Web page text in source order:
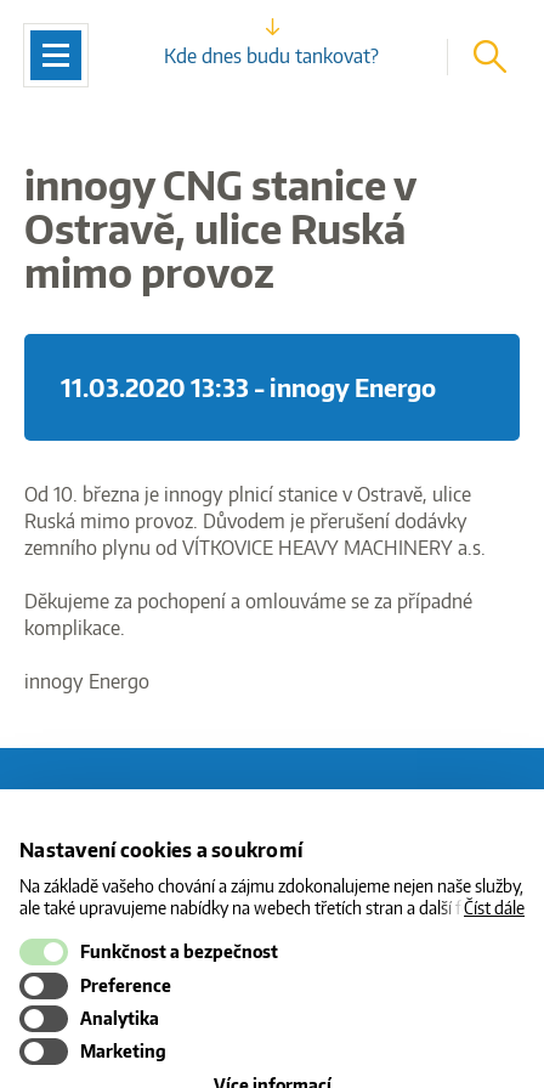
Nastavení cookies a soukromí
Na základě vašeho chování a zájmu zdokonalujeme nejen naše služby,
ale také upravujeme nabídky na webech třetích stran a další formy
souhlasu. Svoje nastavení můžete kdykoliv změnit v zápatí stránky v
„Nastavení soukromí". Více informací o tom, jak se soubory cookies a
osobními údaji pracujeme, včetně možností uplatnění vašich práv,
naleznete na webové stránce v sekci
Číst dále
Funkčnost a bezpečnost
Preference
Analytika
Marketing
o
Kde dnes budu tankovat? vyhledat
Navigace
innogy CNG stanice v
Ostravě, ulice Ruská
mimo provoz
11.03.2020 13:33 - innogy Energo
Od 10. března je innogy plnicí stanice v Ostravě, ulice
Ruská mimo provoz. Důvodem je přerušení dodávky
zemního plynu od VÍTKOVICE HEAVY MACHINERY a.s.
Děkujeme za pochopení a omlouváme se za případné
komplikace.
innogy Energo
CENY
INFORMACE
KONTAKT